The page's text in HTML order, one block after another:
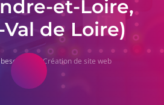
et-Loire,
de Loire)
Création de site web